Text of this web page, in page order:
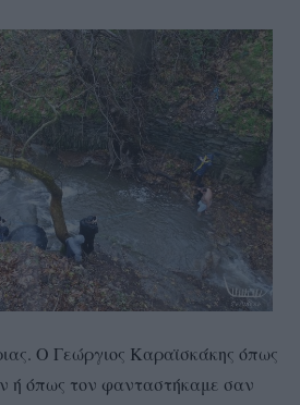
Ο Γεώργιος Καραϊσκάκης όπως
ή όπως τον φανταστήκαμε σαν